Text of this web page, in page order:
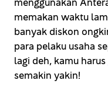
menggunakan
memakan waktu
banyak diskon
para pelaku usaha
lagi deh, kamu harus
semakin yakin!